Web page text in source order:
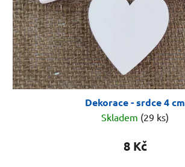
Dekorace - srdce 4 cm
Skladem (29 ks)
8 Kč